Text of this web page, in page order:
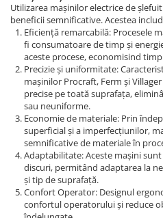
Utilizarea mașinilor electrice de
beneficii semnificative. Acestea
Eficiență remarcabilă: Procesele
fi consumatoare de timp și
aceste procese, economisind
Precizie și uniformitate:
mașinilor Procraft, Ferm și
precise pe toată suprafața,
sau neuniforme.
Economie de materiale: Prin
superficial și a imperfecțiunilor,
semnificative de materiale în
Adaptabilitate: Aceste mașini
discuri, permitând adaptarea la
și tip de suprafață.
Confort Operator: Designul
confortul operatorului și reduce